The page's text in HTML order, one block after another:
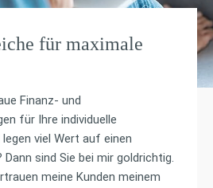
für maximale
Finanz- und
für Ihre individuelle
viel Wert auf einen
sind Sie bei mir goldrichtig.
meine Kunden meinem